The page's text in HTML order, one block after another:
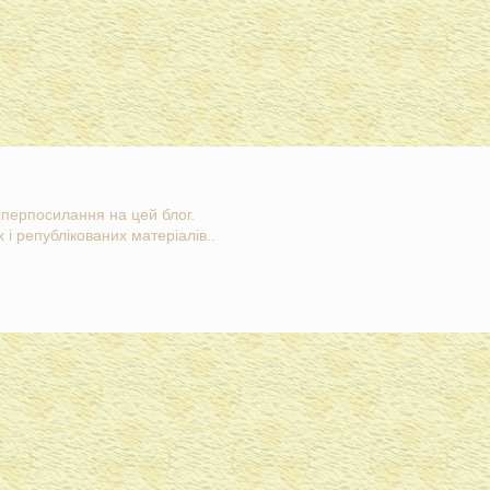
на цей блог.
републікованих матеріалів..